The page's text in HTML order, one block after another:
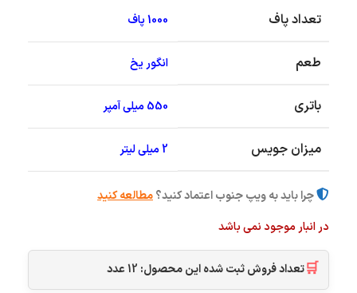
تعداد پاف 1000 پاف
طعم انگور یخ
باتری 550 میلی آمپر
میزان جویس 2 میلی لیتر
چرا باید به ویپ جنوب اعتماد کنید؟مطالعه کنید
در انبار موجود نمی باشد
🛒تعداد فروش ثبت شده این محصول: 12عدد